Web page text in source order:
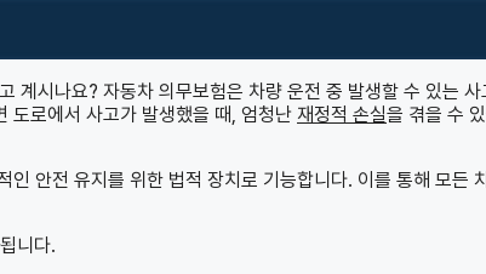
계시나요? 자동차 의무보험은 차량 운전 중 발생할 수 있는 사
도로에서 사고가 발생했을 때, 엄청난 재정적 손실을 겪을 수
인 안전 유지를 위한 법적 장치로 기능합니다. 이를 통해 모든
니다.